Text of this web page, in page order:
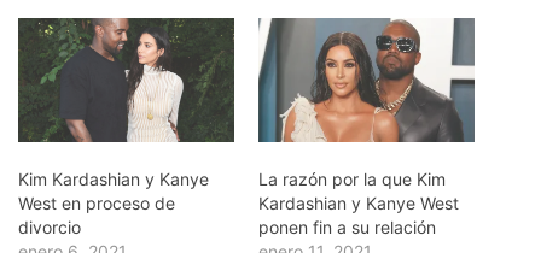
Kim Kardashian y Kanye
West en proceso de
divorcio
La razón por la que Kim
Kardashian y Kanye West
ponen fin a su relación